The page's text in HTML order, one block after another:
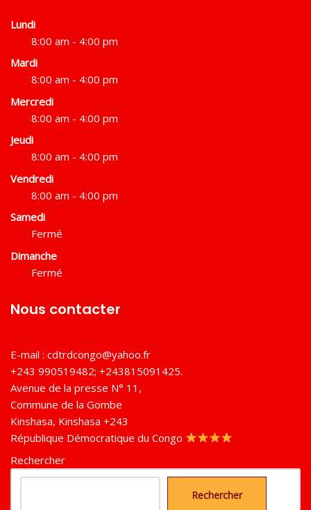
Lundi
8:00 am - 4:00 pm
Mardi
8:00 am - 4:00 pm
Mercredi
8:00 am - 4:00 pm
Jeudi
8:00 am - 4:00 pm
Vendredi
8:00 am - 4:00 pm
Samedi
Fermé
Dimanche
Fermé
Nous contacter
E-mail : cdtrdcongo@yahoo.fr
+243 990519482; +243815091425.
Avenue de la presse N° 11,
Commune de la Gombe
Kinshasa, Kinshasa +243
République Démocratique du Congo
Rechercher
Rechercher